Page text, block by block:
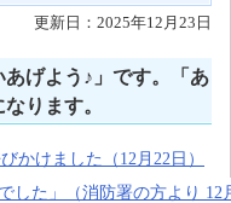
更新日：2025年12月23日
げよう♪」です。「あ
ります。
かけました（12月22日）
した」（消防署の方より 12